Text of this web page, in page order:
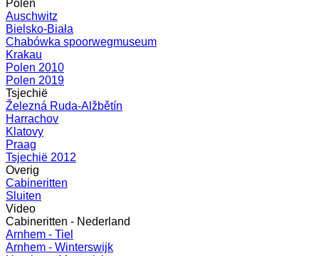
Polen
Auschwitz
Bielsko-Biała
Chabówka spoorwegmuseum
Krakau
Polen 2010
Polen 2019
Tsjechië
Železná Ruda-Alžbětín
Harrachov
Klatovy
Praag
Tsjechië 2012
Overig
Cabineritten
Sluiten
Video
Cabineritten - Nederland
Arnhem - Tiel
Arnhem - Winterswijk